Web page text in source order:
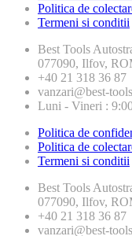
Politica de
Termeni si conditii
Best Tools
077090, Ilfov,
+40 21 318 36 87
vanzari@best-
Luni - Vineri :
Politica de
Politica de
Termeni si conditii
Best Tools
077090, Ilfov,
+40 21 318 36 87
vanzari@best-